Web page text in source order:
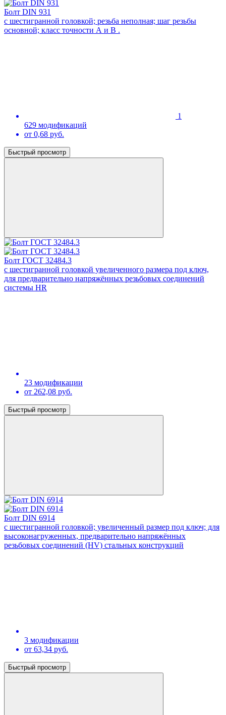
Болт DIN 931
с шестигранной головкой; резьба неполная; шаг резьбы
основной; класс точности А и В .
1
629 модификаций
от 0,68 руб.
Быстрый просмотр
Болт ГОСТ 32484.3
с шестигранной головкой увеличенного размера под ключ,
для предварительно напряжённых резьбовых соединений
системы HR
23 модификации
от 262,08 руб.
Быстрый просмотр
Болт DIN 6914
с шестигранной головкой; увеличенный размер под ключ; для
высоконагруженных, предварительно напряжённых
резьбовых соединений (HV) стальных конструкций
3 модификации
от 63,34 руб.
Быстрый просмотр